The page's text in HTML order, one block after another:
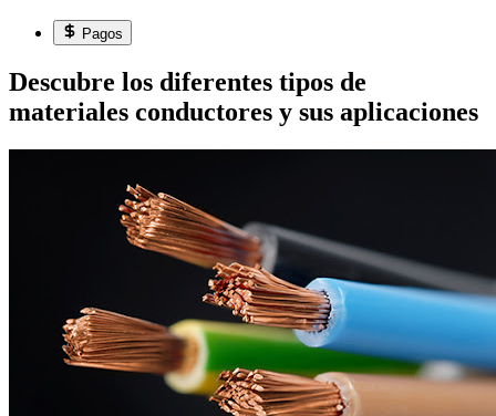
Pagos
Descubre los diferentes tipos de
materiales conductores y sus aplicaciones